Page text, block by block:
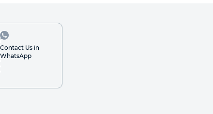
Contact Us in
WhatsApp